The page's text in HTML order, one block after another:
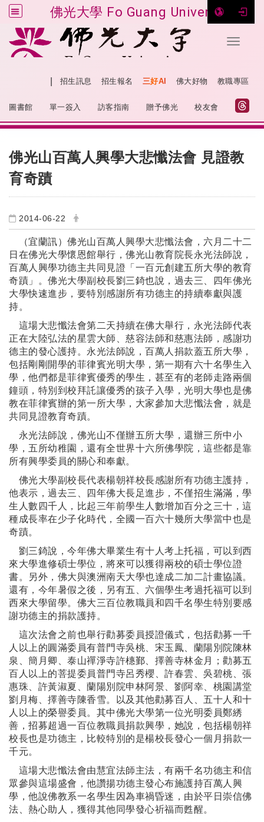
佛光大學 Fo Guang University
Toggle
跳到主要內容
招生訊息 招生報名 三好AI 佛大好物 教職專區
圖書館 單一簽入 訪客指南 贈予佛光 校友會
佛光山百萬人興學大悲懺法會 見證教
育奇蹟
2014-06-22
（宜蘭訊）佛光山百萬人興學大悲懺法會，六月二十二
日在佛光大學懷恩館舉行，佛光山教育院長永光法師說，
百萬人興學功德主共同見證 「一百元創建五所大學的教育
奇蹟」。佛光大學副校長劉三錡也說，過去三、四年佛光
大學快速進步，要特別感謝所有功德主的持續奉獻與護
持。
這場大悲懺法會第二天持續在佛大舉行，永光法師代表
正在大陸弘法的星雲大師 、慈容法師和慈惠法師，感謝功
德主的發心護持。永光法師說，百萬人捐款蓋五所大學，
包括剛剛開學的菲律賓光明大學，第一期有六十名學生入
學，他們都是菲律賓優秀的學生，甚至有的老師走路兩個
鐘頭，特別到校拜託讓優秀的孩子入學，光明大學也是佛
教在菲律賓辦的第一所大學，大家參加大悲懺法會，就是
共同見證教育奇蹟。
永光法師說，佛光山不僅辦五所大學，還辦三所中小
學，五所幼稚園，還有全世界十六所佛學院，這些都是靠
所有興學委員的關心和奉獻。
佛光大學副校長代表楊朝祥校長感謝所有功德主護持，
他表示，過去三
四年佛大長足進步，不僅招生滿滿，學
生人數四千人，比起三年前學生人數增加百分之三十，這
種成長率在少子化時代，全國一百六十幾所大學當中也是
奇蹟。
劉三錡說，今年佛大畢業生有十人考上托福，可以到西
來大學進修碩士學位，將來可以獲得兩校的碩士學位證
書。另外，佛大與澳洲南天大學也達成二加二計畫協議。
還有，今年暑假之後，另有五
六個學生考過托福可以到
西來大學留學。佛大三百位教職員和四千名學生特別要感
謝功德主的捐款護持。
這次法會之前也舉行勸募委員授證儀式，包括勸募一千
人以上的圓滿委員有普門寺吳桃 、宋玉鳳、蘭陽別院陳林
泉、簡月卿、泰山禪淨寺許橞鄞、擇善寺林金月；勸募五
百人以上的菩提委員普門寺呂秀櫻、許春雲、吳碧桃、張
惠珠、許黃淑夏、蘭陽別院申林阿景、劉阿幸、桃園講堂
劉月梅、擇善寺陳香雪。以及其他勸募百人、五十人和十
人以上的榮譽委員。其中佛光大學第一位光明委員鄭綉
善，招募超過一百位教職員捐款興學，她說，包括楊朝祥
校長也是功德主，比較特別的是楊校長發心一個月捐款一
千元。
這場大悲懺法會由慧宜法師主法，有兩千名功德主和信
眾參與這場盛會，他讚揚功德主發心布施護持百萬人興
學，他說佛教系一名學生因為車禍昏迷，由於平日崇信佛
法、熱心助人，獲得其他同學發心祈福而甦醒。